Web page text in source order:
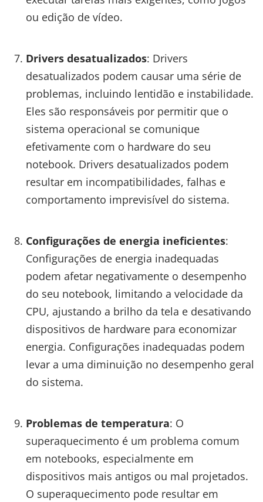
ou edição de vídeo.
Drivers desatualizados: Drivers
desatualizados podem causar uma série de
problemas, incluindo lentidão e instabilidade.
Eles são responsáveis por permitir que o
sistema operacional se comunique
efetivamente com o hardware do seu
notebook. Drivers desatualizados podem
resultar em incompatibilidades, falhas e
comportamento imprevisível do sistema.
Configurações de energia ineficientes:
Configurações de energia inadequadas
podem afetar negativamente o desempenho
do seu notebook, limitando a velocidade da
CPU, ajustando a brilho da tela e desativando
dispositivos de hardware para economizar
energia. Configurações inadequadas podem
levar a uma diminuição no desempenho geral
do sistema.
Problemas de temperatura: O
superaquecimento é um problema comum
em notebooks, especialmente em
dispositivos mais antigos ou mal projetados.
O superaquecimento pode resultar em